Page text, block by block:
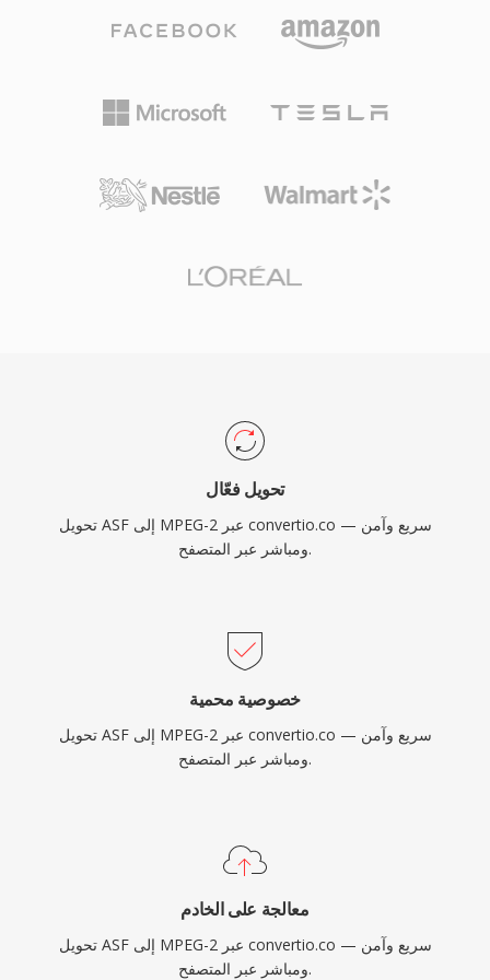
صلة في بيئات وسائط Windows القديمة وبيئات
التلفزيون الرقمي حول العالم، حيث اعتمدته معايير
DVB وATSC وISDB، ويعمل كترميز الفيديو لـ DVD-
الاستهلاكية. توفر طبقة تدفق النقل مزجاً قوياً مع
التطبيقات الموجهة للتخزين مثل أقراص DVD. يدعم
والأقمار الصناعية ومليارات أقراص DVD المتداولة
حول العالم.
تحويل فعّال
تحويل ASF إلى MPEG-2 عبر convertio.co — سريع وآمن
ومباشر عبر المتصفح.
خصوصية محمية
تحويل ASF إلى MPEG-2 عبر convertio.co — سريع وآمن
ومباشر عبر المتصفح.
معالجة على الخادم
تحويل ASF إلى MPEG-2 عبر convertio.co — سريع وآمن
ومباشر عبر المتصفح.